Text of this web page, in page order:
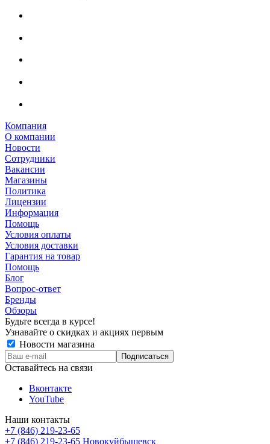
Компания
О компании
Новости
Сотрудники
Вакансии
Магазины
Политика
Лицензии
Информация
Помощь
Условия оплаты
Условия доставки
Гарантия на товар
Помощь
Блог
Вопрос-ответ
Бренды
Обзоры
Будьте всегда в курсе!
Узнавайте о скидках и акциях первым
Новости магазина
Оставайтесь на связи
Вконтакте
YouTube
Наши контакты
+7 (846) 219-23-65
+7 (846) 219-23-65 Новокуйбышевск